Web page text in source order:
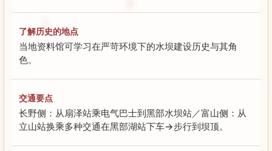
了解历史的地点
当地资料馆可学习在严苛环境下的水坝建设历史与其角
色。
交通要点
长野侧：从扇泽站乘电气巴士到黑部水坝站／富山侧：从
立山站换乘多种交通在黑部湖站下车→步行到坝顶。